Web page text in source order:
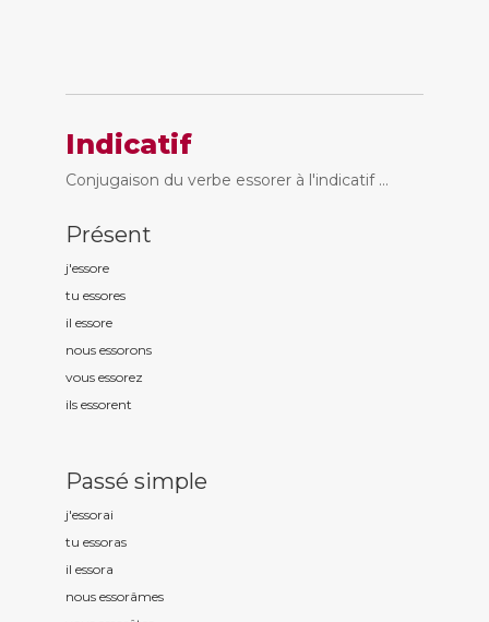
Indicatif
Conjugaison du verbe essorer à l'indicatif ...
Présent
j'essore
tu essores
il essore
nous essorons
vous essorez
ils essorent
Passé simple
j'essorai
tu essoras
il essora
nous essorâmes